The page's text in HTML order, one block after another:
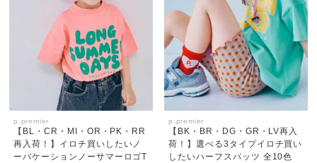
p.premier
【BL・CR・MI・OR・PK・RR
再入荷！】イロチ買いしたいノ
ーバケーションノーサマーロゴT
p.premier
【BK・BR・DG・GR・LV再入
荷！】選べる3タイプイロチ買い
したいハーフスパッツ 全10色